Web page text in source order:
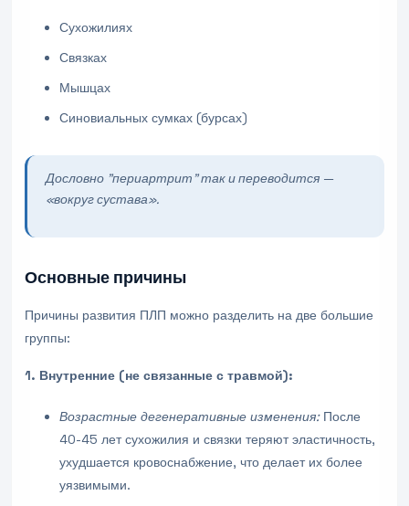
Сухожилиях
Связках
Мышцах
Синовиальных сумках (бурсах)
Дословно "периартрит" так и переводится —
«вокруг сустава».
Основные причины
Причины развития ПЛП можно разделить на две большие
группы:
1. Внутренние (не связанные с травмой):
Возрастные дегенеративные изменения:После
40-45 лет сухожилия и связки теряют эластичность,
ухудшается кровоснабжение, что делает их более
уязвимыми.